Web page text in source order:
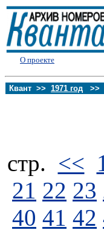
О проекте
Квант >> 1971 год >>
стp. <<
21 22 23
40 41 42